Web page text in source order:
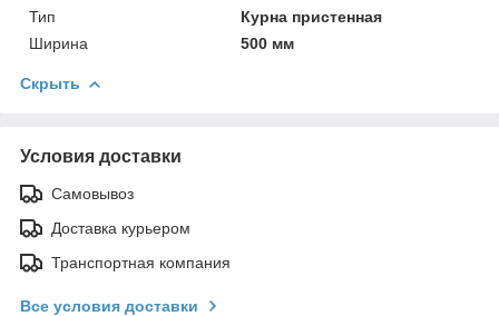
Тип
Курна пристенная
Ширина
500 мм
Скрыть
Условия доставки
Самовывоз
Доставка курьером
Транспортная компания
Все условия доставки